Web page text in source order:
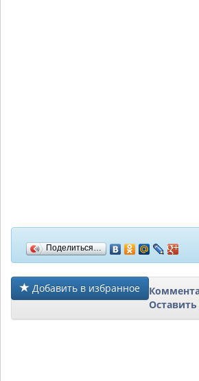
Поделиться…
Добавить в избранное